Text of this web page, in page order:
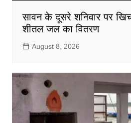
सावन के दूसरे शनिवार पर
शीतल जल का वितरण
August 8, 2026